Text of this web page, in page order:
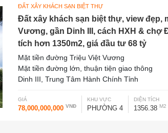
ĐẤT XÂY KHÁCH SẠN BIỆT THỰ
Đất xây khách sạn biệt thự, view đẹp,
Vương, gần Dinh III, cách HXH & chợ
tích hơn 1350m2, giá đầu tư 68 tỷ
Mặt tiền đường Triệu Việt Vương
Mặt tiền đường lớn, thuận tiện giao thông
Dinh III, Trung Tâm Hành Chính Tỉnh
GIÁ
78,000,000,000 VNĐ
KHU VỰC
PHƯỜNG 4
DIỆN TÍCH
1356.38 M2